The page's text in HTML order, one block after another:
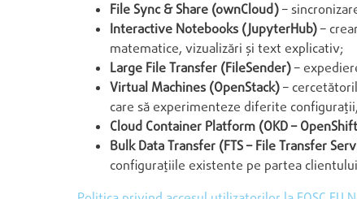
File Sync & Share (ownCloud)–
Interactive Notebooks (JupyterHub)–
matematice, vizualizări și text explicativ;
Large File Transfer (FileSender)–
Virtual Machines (OpenStack)–
care să experimenteze diferite
Cloud Container Platform (OKD –
Bulk Data Transfer (FTS – File Transfer
configurațiile existente pe partea